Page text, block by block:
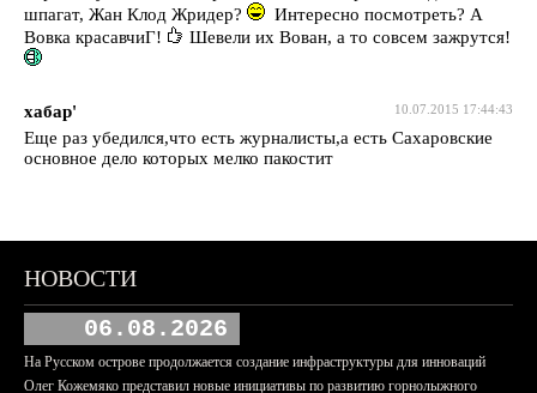
шпагат, Жан Клод Жридер?
Интересно посмотреть? А
Вовка красавчиГ!
Шевели их Вован, а то совсем зажрутся!
10.07.2015 17:44:43
хабар'
Еще раз убедился,что есть журналисты,а есть Сахаровские
основное дело которых мелко пакостит
НОВОСТИ
06.08.2026
На Русском острове продолжается создание инфраструктуры для инноваций
Олег Кожемяко представил новые инициативы по развитию горнолыжного